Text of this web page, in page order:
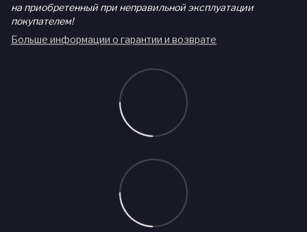
на приобретенный при неправильной эксплуатации
покупателем!
Больше информации о гарантии и возврате